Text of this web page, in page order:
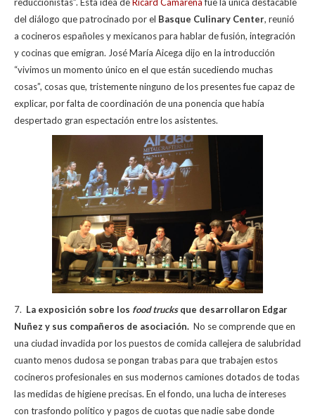
del diálogo que patrocinado por el Basque Culinary Center, reunió
a cocineros españoles y mexicanos para hablar de fusión, integración
y cocinas que emigran. José María Aicega dijo en la introducción
“vivimos un momento único en el que están sucediendo muchas
cosas”, cosas que, tristemente ninguno de los presentes fue capaz de
explicar, por falta de coordinación de una ponencia que había
despertado gran espectación entre los asistentes.
7. La exposición sobre los food trucksque desarrollaron Edgar
Nuñez y sus compañeros de asociación. No se comprende que en
una ciudad invadida por los puestos de comida callejera de salubridad
cuanto menos dudosa se pongan trabas para que trabajen estos
cocineros profesionales en sus modernos camiones dotados de todas
las medidas de higiene precisas. En el fondo, una lucha de intereses
con trasfondo político y pagos de cuotas que nadie sabe donde